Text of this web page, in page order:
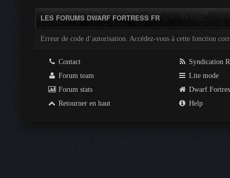
LES FORUMS DWARF FORTRESS FR
Erreur de code d’autorisation. Accédez-vous à cette fonction
Contact
Forum team
Forum stats
Retourner en haut
Syndication
Lite mode
Dwarf
Help